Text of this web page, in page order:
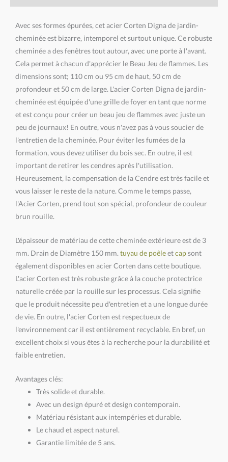
Avec ses formes épurées, cet acier Corten Digna de jardin-
cheminée est bizarre, intemporel et surtout unique. Ce robuste
cheminée a des fenêtres tout autour, avec une porte à l'avant.
Cela permet à chacun d'apprécier le Beau Jeu de flammes. Les
dimensions sont; 110 cm ou 95 cm de haut, 50 cm de
profondeur et 50 cm de large. L'acier Corten Digna de jardin-
cheminée est équipée d'une grille de foyer en tant que norme
et est conçu pour créer un beau jeu de flammes avec juste un
peu de journaux! En outre, vous n'avez pas à vous soucier de
l'entretien de la cheminée. Pour éviter les fumées de la
formation, vous devez utiliser du bois sec. En outre, il est
important de retirer les cendres après l'utilisation.
Heureusement, la compensation de la Cendre est très facile et
vous laisser le reste de la nature. Comme le temps passe,
l'Acier Corten, prend tout son spécial, profondeur de couleur
brun rouille.
L'épaisseur de matériau de cette cheminée extérieure est de 3
mm. Drain de Diamètre 150 mm. tuyau de poêleetcapsont
également disponibles en acier Corten dans cette boutique.
L'acier Corten est très robuste grâce à la couche protectrice
naturelle créée par la rouille sur les processus. Cela signifie
que le produit nécessite peu d'entretien et a une longue durée
de vie. En outre, l'acier Corten est respectueux de
l'environnement car il est entièrement recyclable. En bref, un
excellent choix si vous êtes à la recherche pour la durabilité et
faible entretien.
Avantages clés:
Très solide et durable.
Avec un design épuré et design contemporain.
Matériau résistant aux intempéries et durable.
Le chaud et aspect naturel.
Garantie limitée de 5 ans.